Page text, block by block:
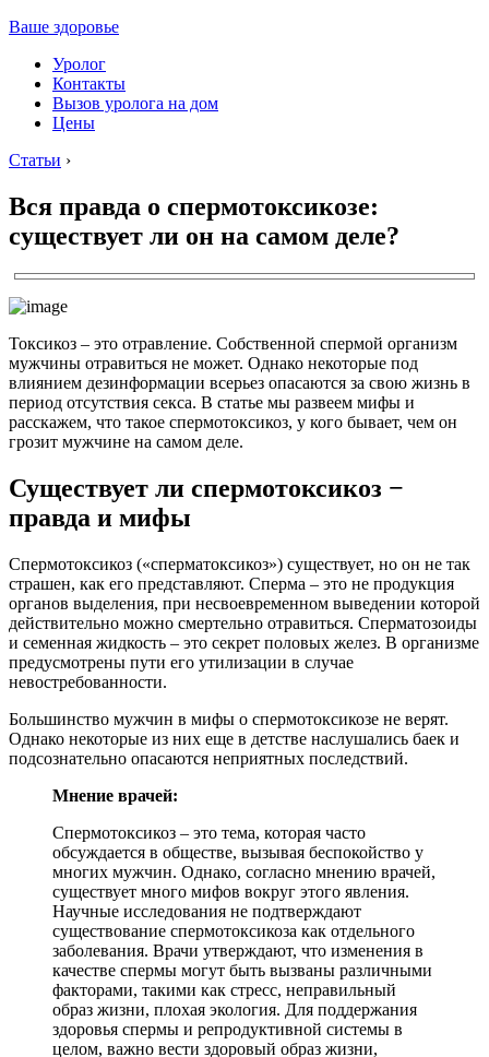
Ваше здоровье
Уролог
Контакты
Вызов уролога на дом
Цены
Статьи ›
Вся правда о спермотоксикозе:
существует ли он на самом деле?
Токсикоз – это отравление. Собственной спермой организм
мужчины отравиться не может. Однако некоторые под
влиянием дезинформации всерьез опасаются за свою жизнь в
период отсутствия секса. В статье мы развеем мифы и
расскажем, что такое спермотоксикоз, у кого бывает, чем он
грозит мужчине на самом деле.
Существует ли спермотоксикоз −
правда и мифы
Спермотоксикоз («сперматоксикоз») существует, но он не так
страшен, как его представляют. Сперма – это не продукция
органов выделения, при несвоевременном выведении которой
действительно можно смертельно отравиться. Сперматозоиды
и семенная жидкость – это секрет половых желез. В организме
предусмотрены пути его утилизации в случае
невостребованности.
Большинство мужчин в мифы о спермотоксикозе не верят.
Однако некоторые из них еще в детстве наслушались баек и
подсознательно опасаются неприятных последствий.
Мнение врачей:
Спермотоксикоз – это тема, которая часто
обсуждается в обществе, вызывая беспокойство у
многих мужчин. Однако, согласно мнению врачей,
существует много мифов вокруг этого явления.
Научные исследования не подтверждают
существование спермотоксикоза как отдельного
заболевания. Врачи утверждают, что изменения в
качестве спермы могут быть вызваны различными
факторами, такими как стресс, неправильный
образ жизни, плохая экология. Для поддержания
здоровья спермы и репродуктивной системы в
целом, важно вести здоровый образ жизни,